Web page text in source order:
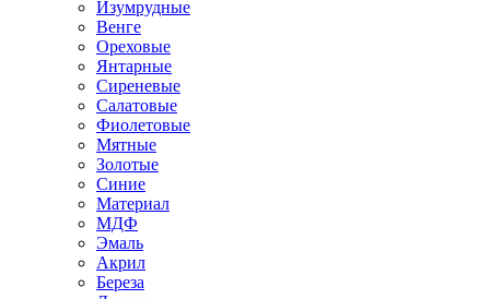
Изумрудные
Венге
Ореховые
Янтарные
Сиреневые
Салатовые
Фиолетовые
Мятные
Золотые
Синие
Материал
МДФ
Эмаль
Акрил
Береза